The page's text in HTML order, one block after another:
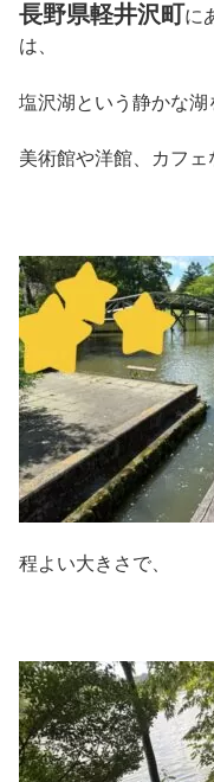
長野県軽井沢町に
は、
塩沢湖という静かな湖
美術館や洋館、カフェ
程よい大きさで、